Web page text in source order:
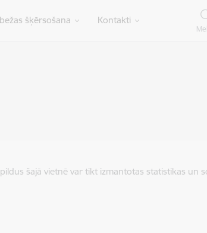
šķērsošana Kontakti
šajā vietnē var tikt izmantotas statistikas un